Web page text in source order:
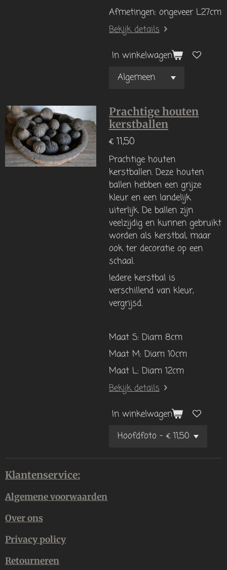
Afmetingen: ongeveer L27cm
Bekijk details
In winkelwagen
Prachtige houten
kerstballen
€ 11,50
Prachtige houten
kerstballen. Deze houten
ballen hebben een grijze
kleur en een landelijk
uiterlijk. De ballen zijn
veelzijdig en kunnen gebruikt
worden als kerstbal, maar
ook ter decoratie op een
schaal.
Iedere kerstbal is
verschillend van kleur,
vergrijsd.
Maat S: Diam 8cm
Maat M: Diam 10cm
Maat L: Diam 12cm
Bekijk details
In winkelwagen
Klantenservice:
Algemene voorwaarden
Over ons
Privacy policy
Retourneren